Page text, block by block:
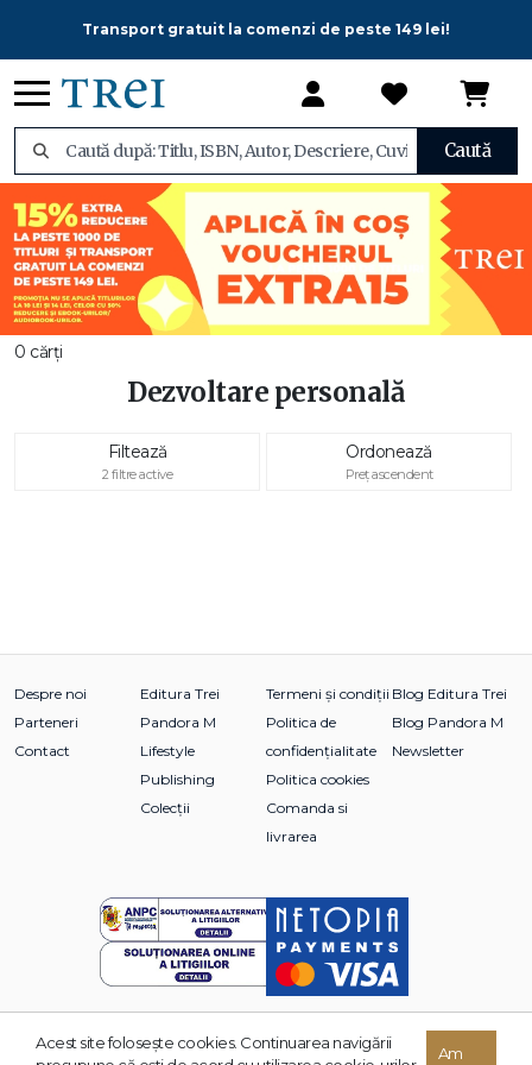
Transport gratuit la comenzi de peste 149 lei!
Caută
0 cărți
Dezvoltare personală
Filtează
2 filtre active
Ordonează
Preț ascendent
Despre noi
Parteneri
Contact
Editura Trei
Pandora M
Lifestyle
Publishing
Colecții
Termeni și condiții
Politica de
confidențialitate
Politica cookies
Comanda si
livrarea
Blog Editura Trei
Blog Pandora M
Newsletter
© 2026 Grupul Editorial TREI. Toate drepturile rezervate.
Acest site foloseşte cookies. Continuarea navigării
Am